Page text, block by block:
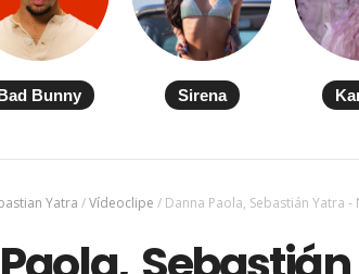
Bunny Sirena
Yatra /Vídeoclipe / Danna Paola, Sebastián Yatra